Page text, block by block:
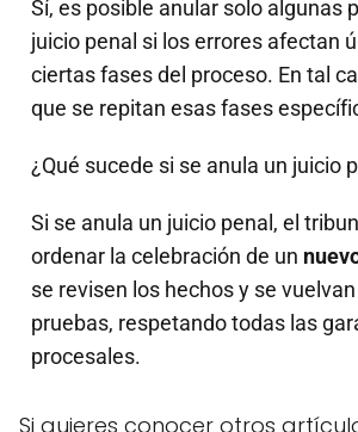
Sí, es posible anular solo algunas
juicio penal si los errores afectan
ciertas fases del proceso. En tal
que se repitan esas fases
¿Qué sucede si se anula un juicio
Si se anula un juicio penal, el
ordenar la celebración de un
se revisen los hechos y se
pruebas, respetando todas las
procesales.
Si quieres conocer otros